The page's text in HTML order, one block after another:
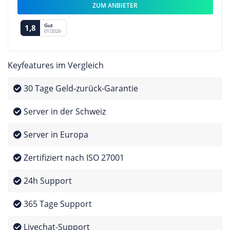
ZUM ANBIETER
1,8 Gut
01/2026
Keyfeatures im Vergleich
30 Tage Geld-zurück-Garantie
Server in der Schweiz
Server in Europa
Zertifiziert nach ISO 27001
24h Support
365 Tage Support
Livechat-Support